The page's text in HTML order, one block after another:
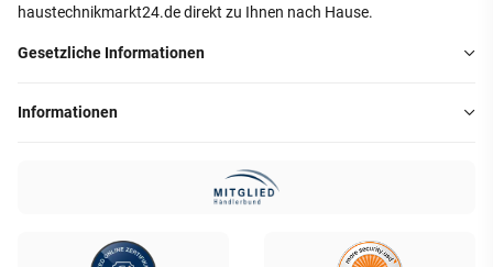
haustechnikmarkt24.de direkt zu Ihnen nach Hause.
Gesetzliche Informationen
Informationen